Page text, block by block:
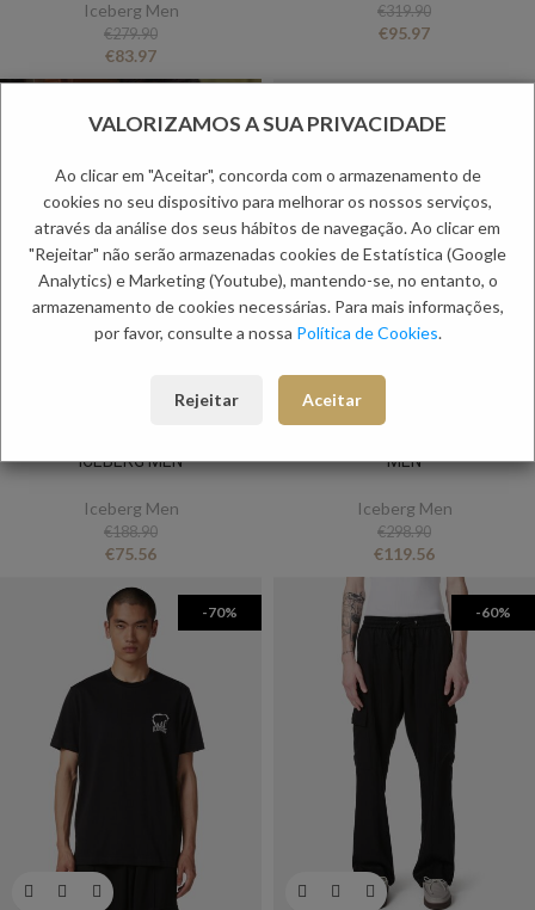
Iceberg Men
€279.90
€83.97
€319.90
€95.97
-60%
ICEBERG MEN
Iceberg Men
€188.90
€75.56
MEN
Iceberg Men
€298.90
€119.56
-70% -60%
VALORIZAMOS A SUA PRIVACIDADE
Ao clicar em "Aceitar", concorda com o armazenamento de
cookies no seu dispositivo para melhorar os nossos serviços,
através da análise dos seus hábitos de navegação. Ao clicar em
"Rejeitar" não serão armazenadas cookies de Estatística (Google
Analytics) e Marketing (Youtube), mantendo-se, no entanto, o
armazenamento de cookies necessárias. Para mais informações,
por favor, consulte a nossa Política de Cookies.
Rejeitar Aceitar